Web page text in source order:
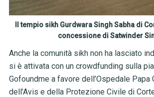
Il tempio sikh Gurdwara Singh Sabha di
concessione di Satwinder
Anche la comunità sikh non ha lasciato
si è attivata con un crowdfunding sulla
Gofoundme a favore dell’Ospedale Papa
dell’Avis e della Protezione Civile di